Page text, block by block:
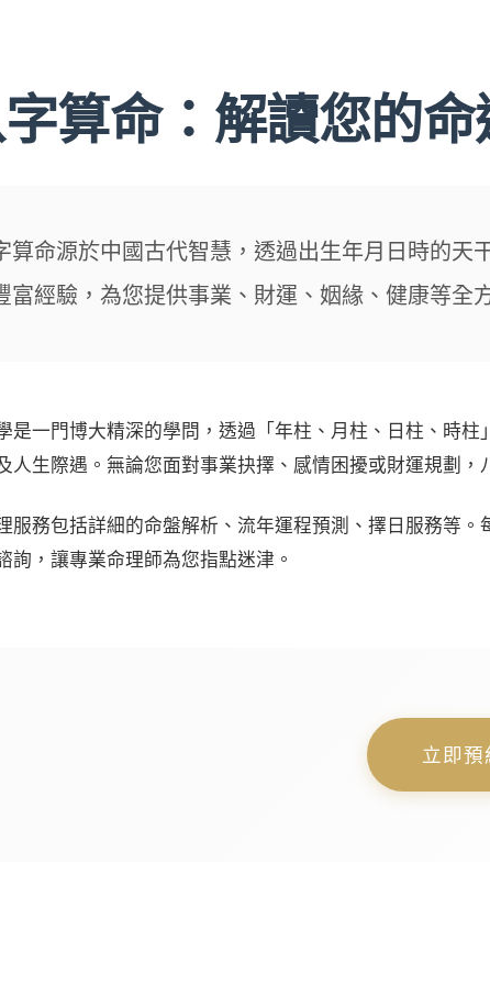
算命：解讀您的
算命源於中國古代智慧，透過出生年月日時的
富經驗，為您提供事業、財運、姻緣、健康等全
是一門博大精深的學問，透過「年柱、月柱、日柱、時
人生際遇。無論您面對事業抉擇、感情困擾或財運規劃，
服務包括詳細的命盤解析、流年運程預測、擇日服務等
詢，讓專業命理師為您指點迷津。
立即預